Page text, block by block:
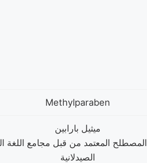
Methylparaben
ميثيل بارابين
المصطلح المعتمد من قبل مجامع اللغة
الصيدلانية